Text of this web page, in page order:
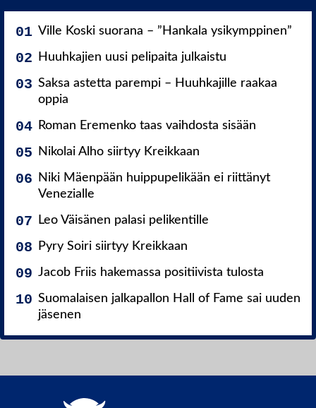
Ville Koski suorana – ”Hankala ysikymppinen”
Huuhkajien uusi pelipaita julkaistu
Saksa astetta parempi – Huuhkajille raakaa
oppia
Roman Eremenko taas vaihdosta sisään
Nikolai Alho siirtyy Kreikkaan
Niki Mäenpään huippupelikään ei riittänyt
Venezialle
Leo Väisänen palasi pelikentille
Pyry Soiri siirtyy Kreikkaan
Jacob Friis hakemassa positiivista tulosta
Suomalaisen jalkapallon Hall of Fame sai uuden
jäsenen